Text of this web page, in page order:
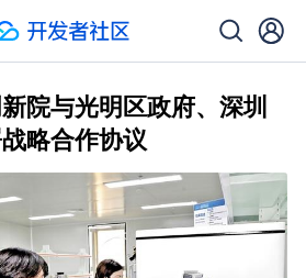
院与光明区政府、深圳
略合作协议